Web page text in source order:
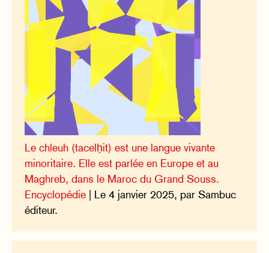
Le chleuh (tacelḥit) est une langue vivante
minoritaire. Elle est parlée en Europe et au
Maghreb, dans le Maroc du Grand Souss.
Encyclopédie | Le 4 janvier 2025, par Sambuc
éditeur.